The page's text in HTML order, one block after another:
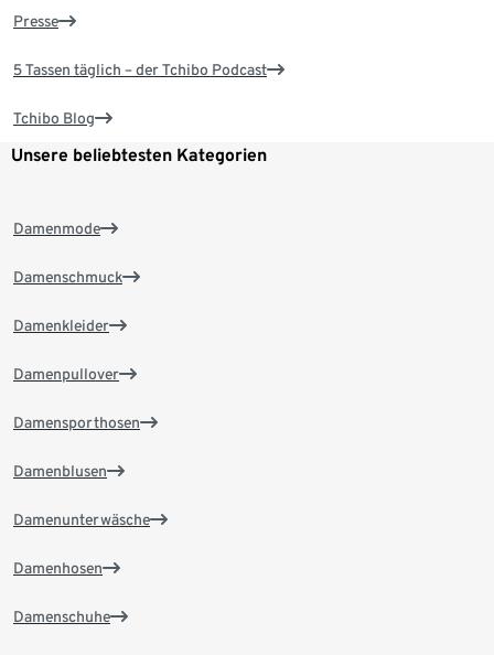
Presse
5 Tassen täglich – der Tchibo Podcast
Tchibo Blog
Unsere beliebtesten Kategorien
Damenmode
Damenschmuck
Damenkleider
Damenpullover
Damensporthosen
Damenblusen
Damenunterwäsche
Damenhosen
Damenschuhe